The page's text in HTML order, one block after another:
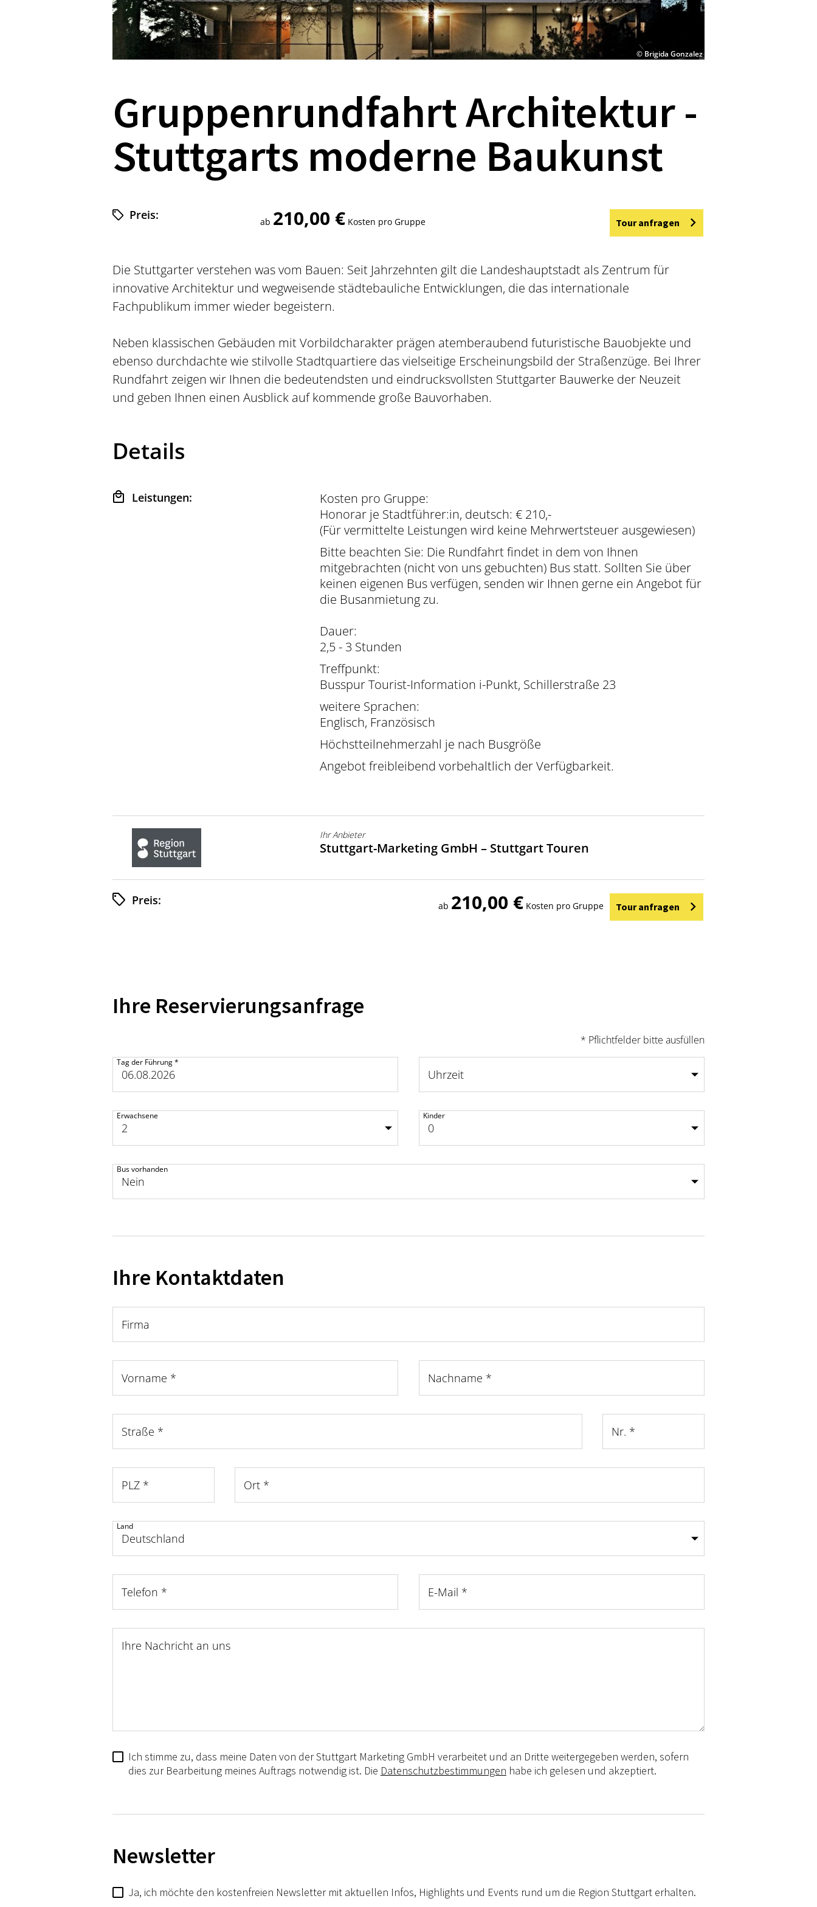
© Brigida Gonzalez
Gruppenrundfahrt Architektur -
Stuttgarts moderne Baukunst
Preis: ab 210,00 € Kosten pro Gruppe Tour anfragen
Die Stuttgarter verstehen was vom Bauen: Seit Jahrzehnten gilt die Landeshauptstadt als Zentrum für
innovative Architektur und wegweisende städtebauliche Entwicklungen, die das internationale
Fachpublikum immer wieder begeistern.
Neben klassischen Gebäuden mit Vorbildcharakter prägen atemberaubend futuristische Bauobjekte und
ebenso durchdachte wie stilvolle Stadtquartiere das vielseitige Erscheinungsbild der Straßenzüge. Bei Ihrer
Rundfahrt zeigen wir Ihnen die bedeutendsten und eindrucksvollsten Stuttgarter Bauwerke der Neuzeit
und geben Ihnen einen Ausblick auf kommende große Bauvorhaben.
Details
Leistungen:
Kosten pro Gruppe:
Honorar je Stadtführer:in, deutsch: € 210,-
(Für vermittelte Leistungen wird keine Mehrwertsteuer ausgewiesen)
Bitte beachten Sie: Die Rundfahrt findet in dem von Ihnen
mitgebrachten (nicht von uns gebuchten) Bus statt. Sollten Sie über
keinen eigenen Bus verfügen, senden wir Ihnen gerne ein Angebot für
die Busanmietung zu.
Dauer:
2,5 - 3 Stunden
Treffpunkt:
Busspur Tourist-Information i-Punkt, Schillerstraße 23
weitere Sprachen:
Englisch, Französisch
Höchstteilnehmerzahl je nach Busgröße
Angebot freibleibend vorbehaltlich der Verfügbarkeit.
Ihr Anbieter
Stuttgart-Marketing GmbH – Stuttgart Touren
Preis: ab 210,00 € Kosten pro Gruppe Tour anfragen
Ihre Reservierungsanfrage
* Pflichtfelder bitte ausfüllen
Tag der Führung*
Uhrzeit
Erwachsene Kinder
Bus vorhanden
Ihre Kontaktdaten
Firma
Vorname * Nachname *
Straße * Nr. *
PLZ * Ort *
Land
Telefon * E-Mail *
Ihre Nachricht an uns
Ich stimme zu, dass meine Daten von der Stuttgart Marketing GmbH verarbeitet und an Dritte weitergegeben werden, sofern
dies zur Bearbeitung meines Auftrags notwendig ist. Die Datenschutzbestimmungen habe ich gelesen und akzeptiert.
Newsletter
Ja, ich möchte den kostenfreien Newsletter mit aktuellen Infos, Highlights und Events rund um die Region Stuttgart erhalten.